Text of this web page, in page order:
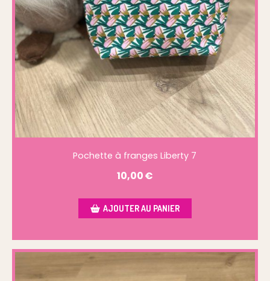
Pochette à franges Liberty 7
10,00€
AJOUTER AU PANIER